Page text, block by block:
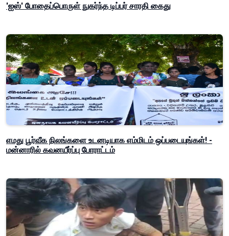
'ஐஸ்' போதைப்பொருள் நுகர்ந்த டிப்பர் சாரதி கைது
எமது பூர்வீக நிலங்களை உடனடியாக எம்மிடம் ஒப்படையுங்கள்! -
மன்னாரில் கவனயீர்ப்பு போராட்டம்